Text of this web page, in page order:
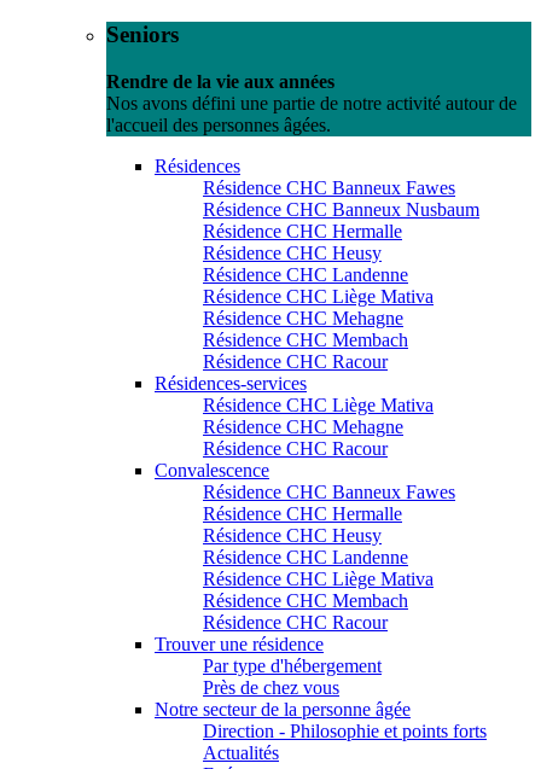
Seniors
Rendre de la vie aux années
Nos avons défini une partie de notre activité autour de
l'accueil des personnes âgées.
Résidences
Résidence CHC Banneux Fawes
Résidence CHC Banneux Nusbaum
Résidence CHC Hermalle
Résidence CHC Heusy
Résidence CHC Landenne
Résidence CHC Liège Mativa
Résidence CHC Mehagne
Résidence CHC Membach
Résidence CHC Racour
Résidences-services
Résidence CHC Liège Mativa
Résidence CHC Mehagne
Résidence CHC Racour
Convalescence
Résidence CHC Banneux Fawes
Résidence CHC Hermalle
Résidence CHC Heusy
Résidence CHC Landenne
Résidence CHC Liège Mativa
Résidence CHC Membach
Résidence CHC Racour
Trouver une résidence
Par type d'hébergement
Près de chez vous
Notre secteur de la personne âgée
Direction - Philosophie et points forts
Actualités